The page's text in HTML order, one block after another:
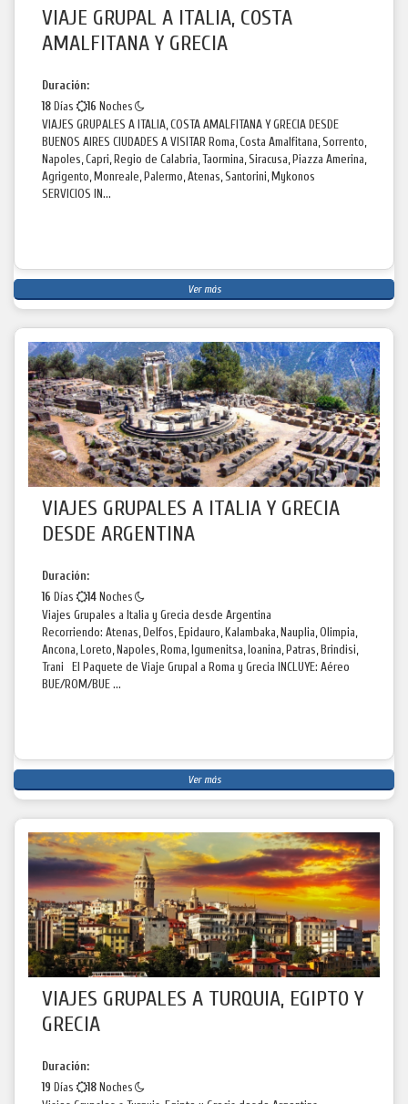
VIAJE GRUPAL A ITALIA, COSTA
AMALFITANA Y GRECIA
Duración:
18 Días 16 Noches
VIAJES GRUPALES A ITALIA, COSTA AMALFITANA Y GRECIA DESDE
BUENOS AIRES CIUDADES A VISITAR Roma, Costa Amalfitana, Sorrento,
Napoles, Capri, Regio de Calabria, Taormina, Siracusa, Piazza Amerina,
Agrigento, Monreale, Palermo, Atenas, Santorini, Mykonos
SERVICIOS IN...
Ver más
VIAJES GRUPALES A ITALIA Y GRECIA
DESDE ARGENTINA
Duración:
16 Días 14 Noches
Viajes Grupales a Italia y Grecia desde Argentina
Recorriendo: Atenas, Delfos, Epidauro, Kalambaka, Nauplia, Olimpia,
Ancona, Loreto, Napoles, Roma, Igumenitsa, Ioanina, Patras, Brindisi,
Trani El Paquete de Viaje Grupal a Roma y Grecia INCLUYE: Aéreo
BUE/ROM/BUE ...
Ver más
VIAJES GRUPALES A TURQUIA, EGIPTO Y
GRECIA
Duración:
19 Días 18 Noches